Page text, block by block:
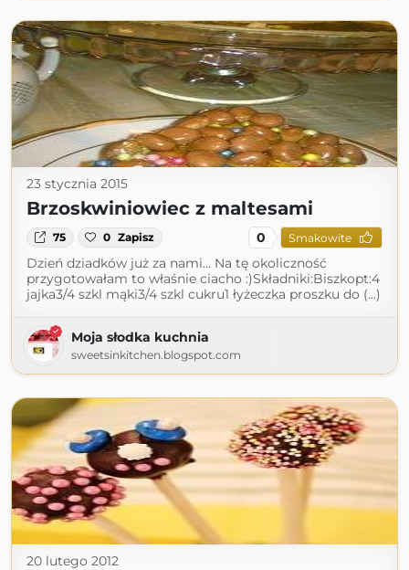
23 stycznia 2015
Brzoskwiniowiec z maltesami
75 0 Zapisz 0 Smakowite
Dzień dziadków już za nami... Na tę okoliczność
przygotowałam to właśnie ciacho :)Składniki:Biszkopt:4
jajka3/4 szkl mąki3/4 szkl cukru1 łyżeczka proszku do (...)
Moja słodka kuchnia
sweetsinkitchen.blogspot.com
20 lutego 2012